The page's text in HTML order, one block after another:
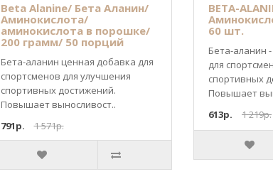
Beta Alanine/ Бета Аланин/
Аминокислота/
аминокислота в порошке/
200 грамм/ 50 порций
Бета-аланин ценная добавка для
спортсменов для улучшения
спортивных достижений.
Повышает выносливост..
791р.
1 571р.
BETA-
60 шт.
Бета-аланин
для
спортивных
Повышает
613р.
1 219р.